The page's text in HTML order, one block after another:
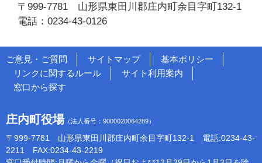
〒999-7781 山形県東田川郡庄内町余目字町132-1
電話：0234-43-0126
ご意見・ご質問 サイトマップ
基本ポリシー
リンクに関するルール
サイト利用案内
窓口から探す
庄内町役場（法人番号：9000020064289）
〒999-7781 山形県東田川郡庄内町余目字町132-1 電話:0234-43-
2211 FAX:0234-43-2219